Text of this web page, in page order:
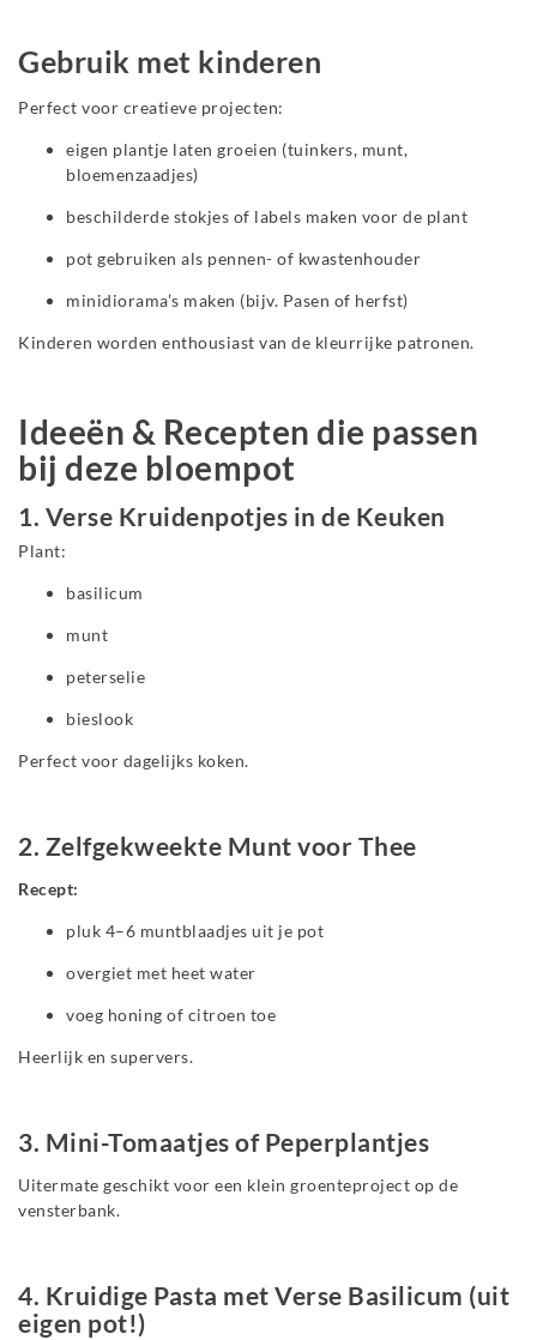
Gebruik met kinderen
Perfect voor creatieve projecten:
eigen plantje laten groeien (tuinkers, munt,
bloemenzaadjes)
beschilderde stokjes of labels maken voor de plant
pot gebruiken als pennen- of kwastenhouder
minidiorama’s maken (bijv. Pasen of herfst)
Kinderen worden enthousiast van de kleurrijke patronen.
Ideeën & Recepten die passen
bij deze bloempot
1. Verse Kruidenpotjes in de Keuken
Plant:
basilicum
munt
peterselie
bieslook
Perfect voor dagelijks koken.
2. Zelfgekweekte Munt voor Thee
Recept:
pluk 4–6 muntblaadjes uit je pot
overgiet met heet water
voeg honing of citroen toe
Heerlijk en supervers.
3. Mini-Tomaatjes of Peperplantjes
Uitermate geschikt voor een klein groenteproject op de
vensterbank.
4. Kruidige Pasta met Verse Basilicum (uit
eigen pot!)